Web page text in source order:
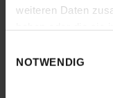
weiteren Daten
NOTWENDIG